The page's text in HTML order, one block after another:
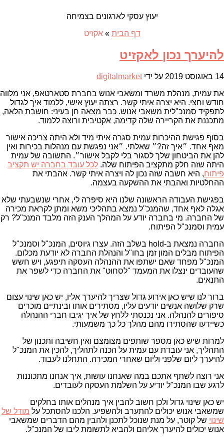
יעוץ עסקי לארגונים בצמיחה
דף הבית »אקזיט
להיערך נכון לאקזיט
14 באוגוסט 2019 על ידיdigitalmarket
את עמית, מנהלת משרד ומשאבי אנוש בחברת סטארטאפ, אני מלווה
חודש וחצי. היא יצרה איתי קשר. רצתה יעוץ אישי, ללמוד איך לגדול
לתפקיד סמנכ"לית משאבי אנוש. כבר מצאה חן בעיני: חושבת הלאה,
מתכננת את הקריירה שלה קדימה, אקטיבית ורוצה ללמוד.
בסוף פגישת ההיכרות עמית סגרה איתי מיד ולא היתה צריכה אישור
מאף אחד. ״איך זה?״ שאלתי. ״אני נפגשת עם מנהלות בכירות ואין
להן את הביטחון שלך לסגור בלי לקבל אישור״. התשובה של עמית
היתה שזה חלק מתקציב הפיתוח שלה. לכל עובד בחברה יש תקציב
פיתוח, היא חשבה שזה נכון לה ויצרה איתי קשר. אהבתי את
ההחלטיות ואהבתי את ההשקעה בעצמה.
בפגישת העבודה הראשונה שלנו היא סיפרה לי, אחרי שנשבעתי שלא
אגלה לאף אחד, שהמנכ"ל נמצא בתהליכי משא ומתן לקראת מכירה
של החברה. מי בחברה יודע על המהלך הענק הזה מלבד המנכ"ל? רק
עמית וסמנכ"ל הפיתוח.
החברה נמצאת ב-hold בשלב הזה. עצרו גיוסים, המנכ"ל וסמנכ"ל
הפיתוח מבלים המון זמן בחו"ל והנהלת החברה לא יודעת מכלום.
המנכ"ל מפחד שאם ישתפו את ההנהלה העסקה תיפגע, ויש חשש
שהעובדים ינצלו את המעמד "לסחוט" את החברה כדי לשפר את
התנאים.
ברור לנו שיש כאן אירוע גדול שצריך להיערך אליו, יש כאן שינוי עצום
שרק שלושה אנשים יודעים עליו, מסתירים אותו ובינתיים מוכרים
סיפורים להנהלה. אני נכנסתי ללחץ של איך יגיבו חברי ההנהלה
כשיידעו שהסתירו מהם מהלך כל כך משמעותי.
למרות שיש כאן מספר שותפים מצומצם ואין חשיבה ותכנון של
התהליך, אני עובדת עם עמית על הכנה לתהליך, להכין את המנכ"ל
להיערך ליום שלפני וליום שאחרי המכירה. התחלנו לעבוד.
אני רוצה לשתף אתכם במה שאנחנו עושות, איך אנחנו מתכוננות
לרגע שבו המנכ"ל יודיע על השלמת העסקה לעובדים.
יש כאן שינוי גדול ולכן חשוב להבין איך מנהלים אותו בחלקים
שמשאבי אנוש יכולים להתערב ולהשפיע. הלכנו להסתכל על מודל של
שינוי של קוטר, על מנת שנוכל לתכנן ולהבין מהם הדברים שמשאבי
אנוש יכולים להיערך אליהם ולהביא לתשומת ליבו של המנכ"ל.